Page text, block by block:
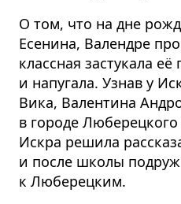
О том, что на дне
Есенина, Валендре
классная застукала
и напугала. Узнав у
Вика, Валентина
в городе
Искра решила
и после школы
к Люберецким.